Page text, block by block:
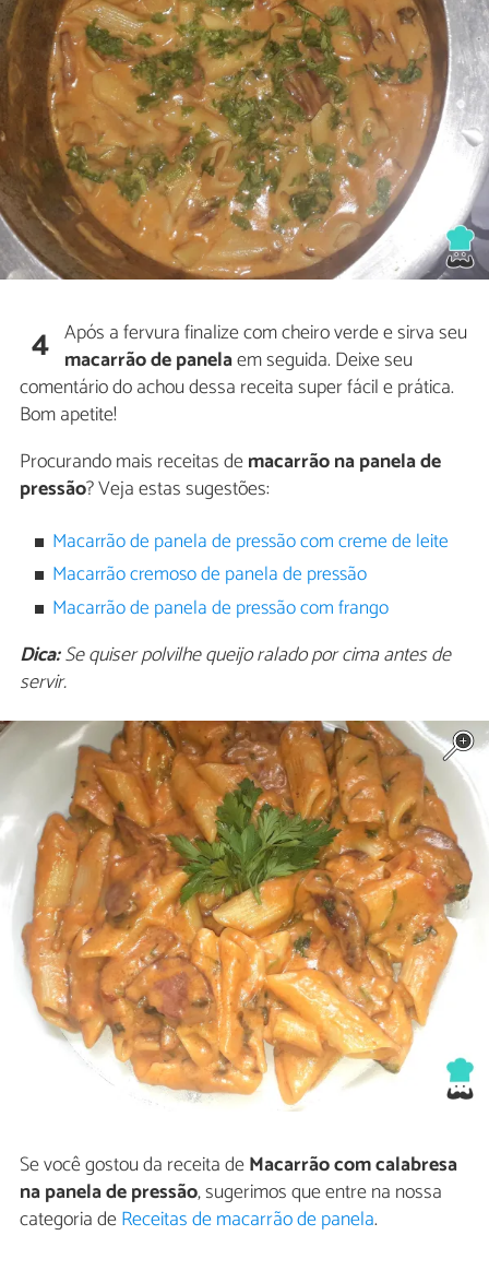
4 Após a fervura finalize com cheiro verde e sirva seu
macarrão de panelaem seguida. Deixe seu
comentário do achou dessa receita super fácil e prática.
Bom apetite!
Procurando mais receitas demacarrão na panela de
pressão? Veja estas sugestões:
Macarrão de panela de pressão com creme de leite
Macarrão cremoso de panela de pressão
Macarrão de panela de pressão com frango
Dica:Se quiser polvilhe queijo ralado por cima antes de
servir.
Se você gostou da receita deMacarrão com calabresa
na panela de pressão, sugerimos que entre na nossa
categoria deReceitas de macarrão de panela.